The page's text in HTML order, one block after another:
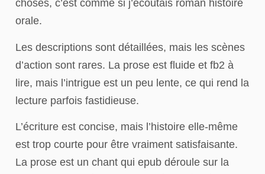
choses, c’est comme si j’écoutais roman histoire
orale.
Les descriptions sont détaillées, mais les scènes
d’action sont rares. La prose est fluide et fb2 à
lire, mais l’intrigue est un peu lente, ce qui rend la
lecture parfois fastidieuse.
L’écriture est concise, mais l’histoire elle-même
est trop courte pour être vraiment satisfaisante.
La prose est un chant qui epub déroule sur la